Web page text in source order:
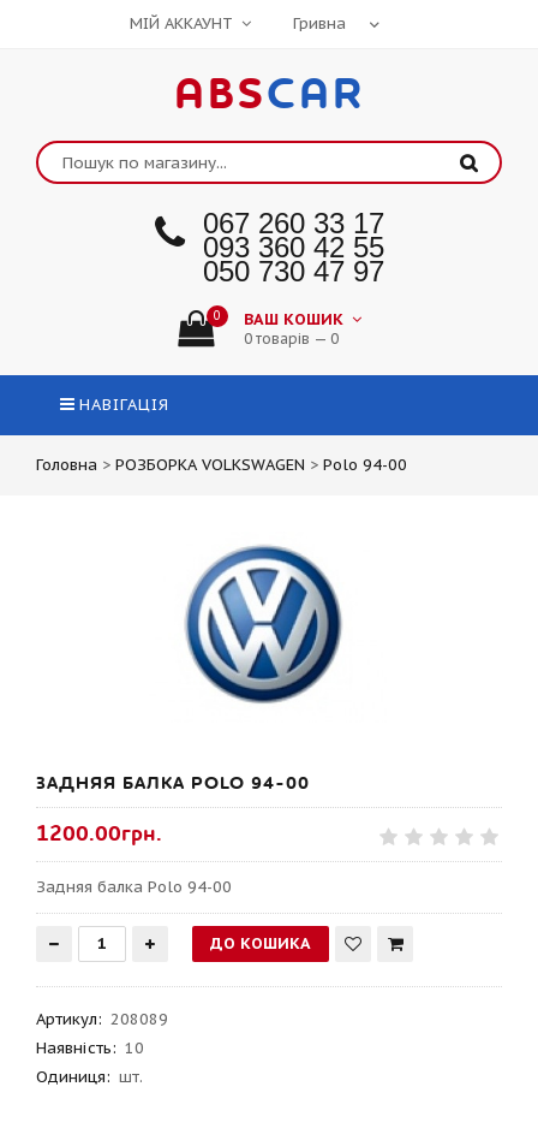
МІЙ АККАУНТ
ABSCAR
067 260 33 17
093 360 42 55
050 730 47 97
0 ВАШ КОШИК
0 товарів — 0
НАВІГАЦІЯ
Головна > РОЗБОРКА VOLKSWAGEN > Polo 94-00
ЗАДНЯЯ БАЛКА POLO 94-00
1200.00грн.
Задняя балка Polo 94-00
Артикул: 208089
Наявність: 10
Одиниця: шт.